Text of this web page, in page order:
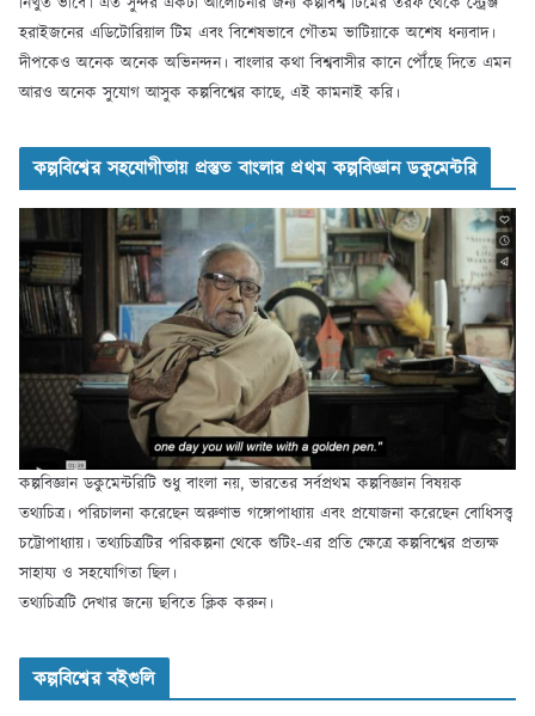
হরাইজনের এডিটোরিয়াল টিম এবং বিশেষভাবে গৌতম ভাটিয়াকে অশেষ ধন্যবাদ।
দীপকেও অনেক অনেক অভিনন্দন। বাংলার কথা বিশ্ববাসীর কানে পৌঁছে দিতে এমন
আরও অনেক সুযোগ আসুক কল্পবিশ্বের কাছে, এই কামনাই করি।
কল্পবিশ্বের সহযোগীতায় প্রস্তুত বাংলার প্রথম কল্পবিজ্ঞান ডকুমেন্টরি
কল্পবিজ্ঞান ডকুমেন্টরিটি শুধু বাংলা নয়, ভারতের সর্বপ্রথম কল্পবিজ্ঞান বিষয়ক
তথ্যচিত্র। পরিচালনা করেছেন অরুণাভ গঙ্গোপাধ্যায় এবং প্রযোজনা করেছেন বোধিসত্ত্ব
চট্টোপাধ্যায়। তথ্যচিত্রটির পরিকল্পনা থেকে শুটিং-এর প্রতি ক্ষেত্রে কল্পবিশ্বের প্রত্যক্ষ
সাহায্য ও সহযোগিতা ছিল।
তথ্যচিত্রটি দেখার জন্যে ছবিতে ক্লিক করুন।
কল্পবিশ্বের বইগুলি